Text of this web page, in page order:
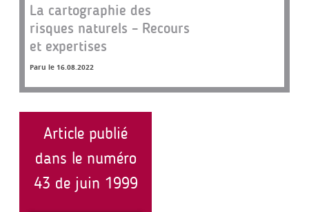
La cartographie des
risques naturels – Recours
et expertises
Paru le 16.08.2022
Article publié
dans le numéro
43 de juin 1999